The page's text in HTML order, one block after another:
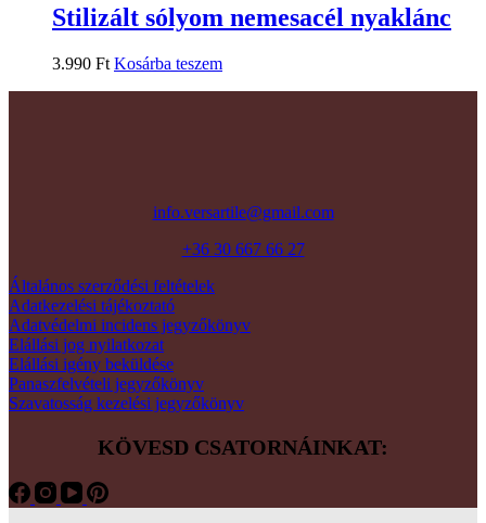
Stilizált sólyom nemesacél nyaklánc
3.990 Ft Kosárba teszem
info.versartile@gmail.com
+36 30 667 66 27
Általános szerződési feltételek
Adatkezelési tájékoztató
Adatvédelmi incidens jegyzőkönyv
Elállási jog nyilatkozat
Elállási igény beküldése
Panaszfelvételi jegyzőkönyv
Szavatosság kezelési jegyzőkönyv
KÖVESD CSATORNÁINKAT: